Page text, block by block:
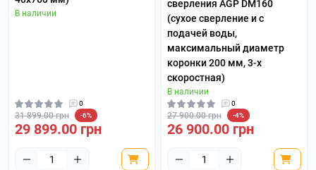
В наличии
0
31 899.00 грн -6%
29 899.00 грн
сверления AGP DM160
(сухое сверление и с
подачей воды,
максимальный диаметр
коронки 200 мм, 3-х
скоростная)
В наличии
0
27 900.00 грн -4%
26 900.00 грн